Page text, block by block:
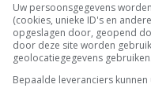
voor een beter
Uw persoonsgegevens
(cookies, unieke ID's en
opgeslagen door, geopend
door deze site worden
geolocatiegegevens gebruiken.
Bepaalde leveranciers